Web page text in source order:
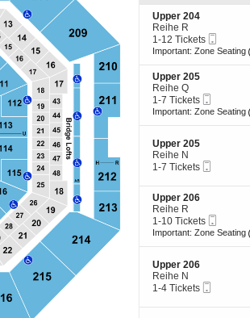
directional
pan
of
the
seating
chart.
i
o
n
U
p
p
e
r
2
0
8
Tickets
available
S
e
c
t
o
n
U
p
p
e
r
2
0
4
Upper 204
Reihe R
1
to
Tickets
available
1-12 Tickets
Important: Zone Seating
S
e
c
t
n
U
p
e
r
2
0
5
Upper 205
Reihe Q
1
to
available
1-7 Tickets
Tickets
Important: Zone Seating
S
e
c
i
o
n
U
p
p
r
2
0
Upper 205
Reihe N
1
7
Tickets
available
1-7 Tickets
S
e
c
t
n
U
p
e
Upper 206
Reihe R
1
to
available
1-10 Tickets
Important: Zone Seating
S
e
c
i
Upper 206
Reihe N
1
4
1-4 Tickets